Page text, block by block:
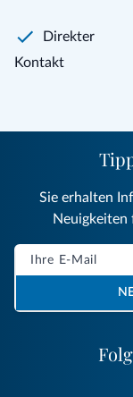
Direkter
Kontakt
Sie erhalten